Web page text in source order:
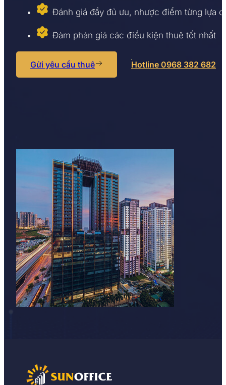
Đánh giá đầy đủ ưu, nhược điểm từng lựa
Đàm phán giá các điều kiện thuê tốt nhất
Gửi yêu cầu thuê Hotline 0968 382 682